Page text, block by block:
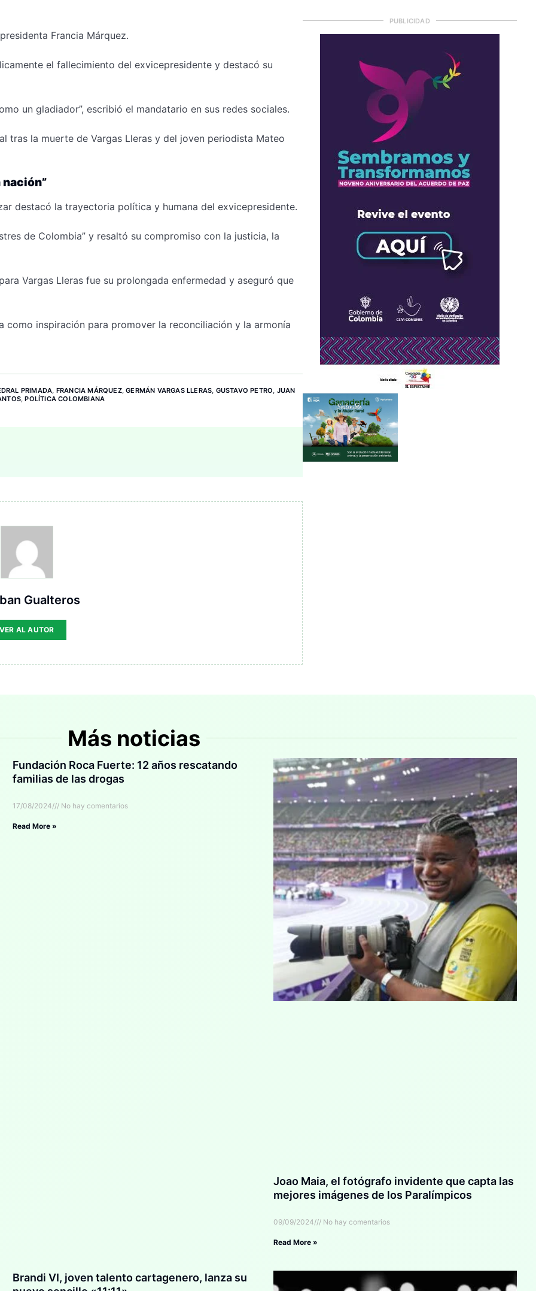
Francia Márquez.
el fallecimiento del exvicepresidente y destacó su
un gladiador”, escribió el mandatario en sus redes sociales.
tras la muerte de Vargas Lleras y del joven periodista Mateo
destacó la trayectoria política y humana del exvicepresidente.
de Colombia” y resaltó su compromiso con la justicia, la
Vargas Lleras fue su prolongada enfermedad y aseguró que
como inspiración para promover la reconciliación y la armonía
PRIMADA, FRANCIA MÁRQUEZ,GERMÁN VARGAS LLERAS, GUSTAVO PETRO, JUAN
,POLÍTICA COLOMBIANA
Gualteros
VER AL AUTOR
PUBLICIDAD
Más noticias
Fundación Roca Fuerte: 12 años rescatando
familias de las drogas
17/08/2024 No hay comentarios
Read More »
Joao Maia, el fotógrafo invidente que capta las
mejores imágenes de los Paralímpicos
09/09/2024 No hay comentarios
Read More »
Brandi VI, joven talento cartagenero, lanza su